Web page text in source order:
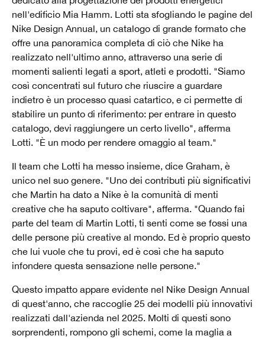
nell'edificio Mia Hamm. Lotti sta sfogliando le pagine del
Nike Design Annual, un catalogo di grande formato che
offre una panoramica completa di ciò che Nike ha
realizzato nell'ultimo anno, attraverso una serie di
momenti salienti legati a sport, atleti e prodotti. "Siamo
così concentrati sul futuro che riuscire a guardare
indietro è un processo quasi catartico, e ci permette di
stabilire un punto di riferimento: per entrare in questo
catalogo, devi raggiungere un certo livello", afferma
Lotti. "È un modo per rendere omaggio al team."
Il team che Lotti ha messo insieme, dice Graham, è
unico nel suo genere. "Uno dei contributi più significativi
che Martin ha dato a Nike è la comunità di menti
creative che ha saputo coltivare", afferma. "Quando fai
parte del team di Martin Lotti, ti senti come se fossi una
delle persone più creative al mondo. Ed è proprio questo
che lui vuole che tu provi, ed è così che ha saputo
infondere questa sensazione nelle persone."
Questo impatto appare evidente nel Nike Design Annual
di quest'anno, che raccoglie 25 dei modelli più innovativi
realizzati dall'azienda nel 2025. Molti di questi sono
sorprendenti, rompono gli schemi, come la maglia a